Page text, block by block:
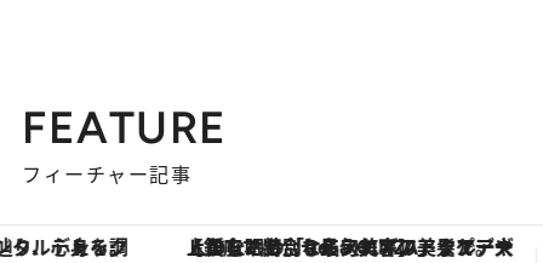
FEATURE
フィーチャー記事
【銀座で出合う最旬美容】美髪ケアや上質な眠り…セルフケアのアップデートから、特別な名入れギフトまで。大人のための「ReFa GINZA」クルーズ